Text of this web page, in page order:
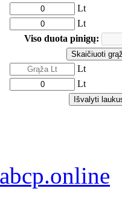
Lt
Lt
Viso duota pinigų:
Lt
Lt